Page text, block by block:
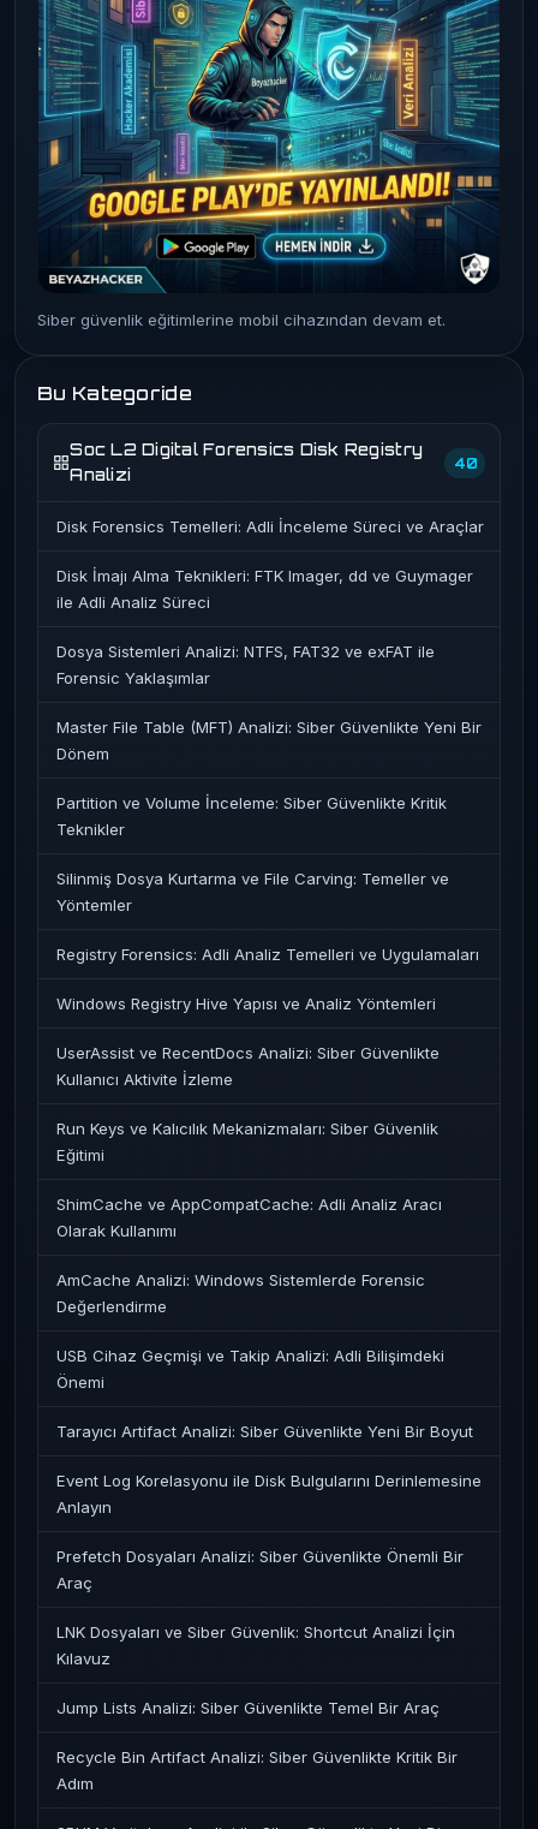
Siber güvenlik eğitimlerine mobil cihazından devam et.
Bu Kategoride
Soc L2 Digital Forensics Disk Registry
Analizi
40
Disk Forensics Temelleri: Adli İnceleme Süreci ve Araçlar
Disk İmajı Alma Teknikleri: FTK Imager, dd ve Guymager
ile Adli Analiz Süreci
Dosya Sistemleri Analizi: NTFS, FAT32 ve exFAT ile
Forensic Yaklaşımlar
Master File Table (MFT) Analizi: Siber Güvenlikte Yeni Bir
Dönem
Partition ve Volume İnceleme: Siber Güvenlikte Kritik
Teknikler
Silinmiş Dosya Kurtarma ve File Carving: Temeller ve
Yöntemler
Registry Forensics: Adli Analiz Temelleri ve Uygulamaları
Windows Registry Hive Yapısı ve Analiz Yöntemleri
UserAssist ve RecentDocs Analizi: Siber Güvenlikte
Kullanıcı Aktivite İzleme
Run Keys ve Kalıcılık Mekanizmaları: Siber Güvenlik
Eğitimi
ShimCache ve AppCompatCache: Adli Analiz Aracı
Olarak Kullanımı
AmCache Analizi: Windows Sistemlerde Forensic
Değerlendirme
USB Cihaz Geçmişi ve Takip Analizi: Adli Bilişimdeki
Önemi
Tarayıcı Artifact Analizi: Siber Güvenlikte Yeni Bir Boyut
Event Log Korelasyonu ile Disk Bulgularını Derinlemesine
Anlayın
Prefetch Dosyaları Analizi: Siber Güvenlikte Önemli Bir
Araç
LNK Dosyaları ve Siber Güvenlik: Shortcut Analizi İçin
Kılavuz
Jump Lists Analizi: Siber Güvenlikte Temel Bir Araç
Recycle Bin Artifact Analizi: Siber Güvenlikte Kritik Bir
Adım